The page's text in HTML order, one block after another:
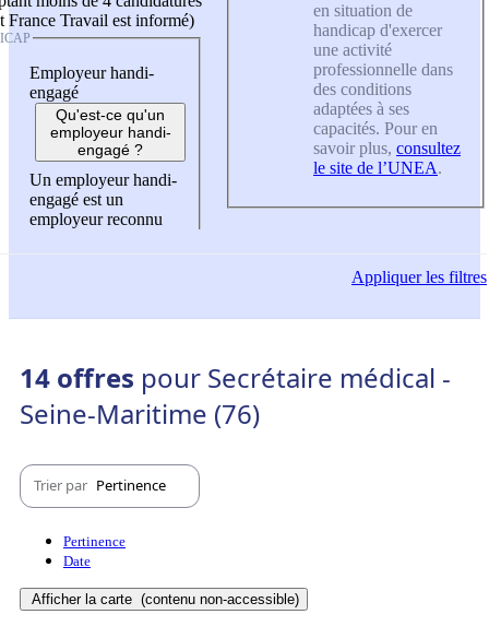
France Travail est informé)
Employeur handi-
engagé
Qu'est-ce qu'un
employeur handi-
engagé ?
Un employeur handi-
engagé est un
employeur reconnu
en situation de
handicap d'exercer
une activité
professionnelle dans
des conditions
adaptées à ses
capacités. Pour en
savoir plus, consultez
le site de l’UNEA.
Appliquerles filtres
14 offres pour Secrétaire médical -
Seine-Maritime (76)
Trier par Pertinence
Pertinence
Date
Afficher la carte (contenu non-accessible)